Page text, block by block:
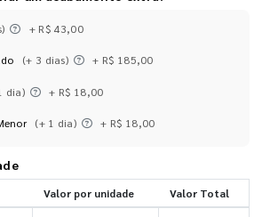
+ R$ 43,00
(+ 3 dias) + R$ 185,00
dia) + R$ 18,00
(+ 1 dia) + R$ 18,00
Valor por unidade Valor Total